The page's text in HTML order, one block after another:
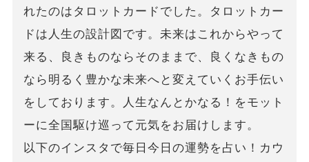
れたのはタロットカードでした。タロットカー
ドは人生の設計図です。未来はこれからやって
来る、良きものならそのままで、良くなきもの
なら明るく豊かな未来へと変えていくお手伝い
をしております。人生なんとかなる！をモット
ーに全国駆け巡って元気をお届けします。
以下のインスタで毎日今日の運勢を占い！カウ